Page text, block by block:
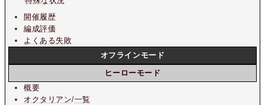
開催履歴
編成評価
よくある失敗
オフラインモード
ヒーローモード
概要
オクタリアン/一覧